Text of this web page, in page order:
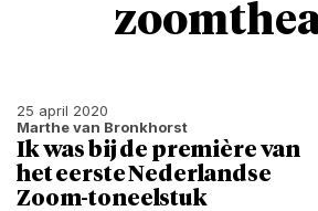
25 april 2020
Marthe van Bronkhorst
Ik was bij de première van
het eerste Nederlandse
Zoom-toneelstuk